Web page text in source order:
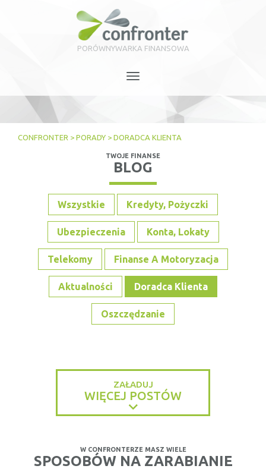
PORÓWNYWARKA FINANSOWA
navigation
CONFRONTER > PORADY > DORADCA KLIENTA
TWOJE FINANSE
BLOG
Wszystkie Kredyty, Pożyczki
Ubezpieczenia Konta, Lokaty
Telekomy Finanse A Motoryzacja
Aktualności Doradca Klienta
Oszczędzanie
ZAŁADUJ
WIĘCEJ POSTÓW
W CONFRONTERZE MASZ WIELE
SPOSOBÓW NA ZARABIANIE